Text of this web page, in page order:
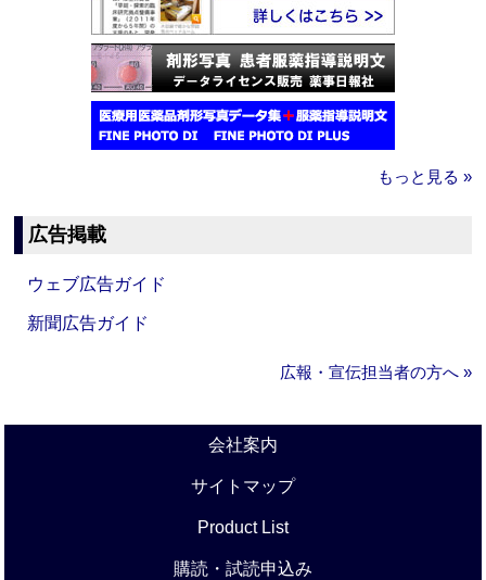
もっと見る »
広告掲載
ウェブ広告ガイド
新聞広告ガイド
広報・宣伝担当者の方へ »
会社案内
サイトマップ
Product List
購読・試読申込み